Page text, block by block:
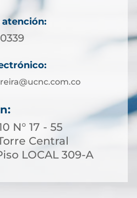
atención:
N° 17 - 55
Central
LOCAL 309-A